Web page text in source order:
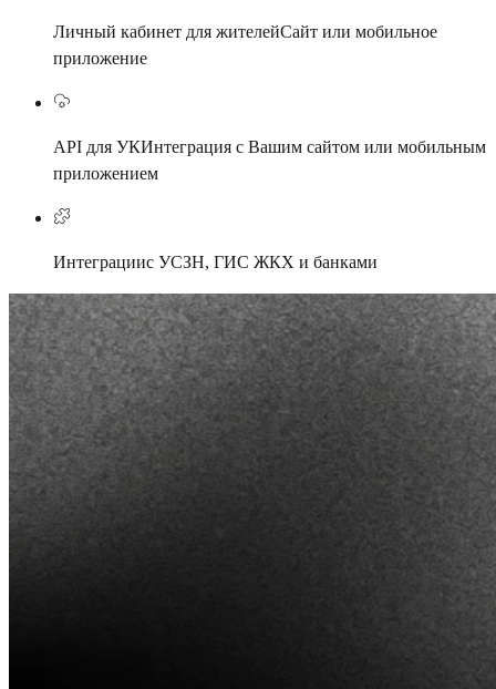
Личный кабинет для жителейСайт или мобильное
приложение
API для УКИнтеграция с Вашим сайтом или мобильным
приложением
Интеграциис УСЗН, ГИС ЖКХ и банками